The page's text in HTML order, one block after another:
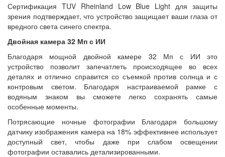
Сертификация TUV Rheinland Low Blue Light для защиты
зрения подтверждает, что устройство защищает ваши глаза от
вредного света синего спектра.
Двойная камера 32 Мп с ИИ
Благодаря мощной двойной камере 32 Мп с ИИ это
устройство позволит запечатлеть происходящее во всех
деталях и отлично справится со съемкой против солнца и с
контровым светом. Благодаря настраиваемой рамке с
водяным знаком вы сможете легко сохранять самые
особенные моменты.
Потрясающие ночные фотографии Благодаря большому
датчику изображения камера на 18% эффективнее использует
доступный свет, чтобы даже при слабом освещении
фотографии оставались детализированными.